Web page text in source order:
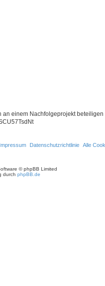
an einem Nachfolgeprojekt
Alle
Datenschutzrichtlinie
Impressum
© phpBB Limited
durch phpBB.de